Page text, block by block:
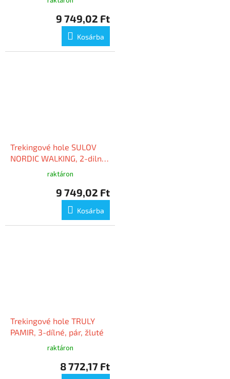
9 749,02 Ft
Kosárba
Trekingové hole SULOV
NORDIC WALKING, 2-dilné,
raktáron
9 749,02 Ft
Kosárba
Trekingové hole TRULY
PAMIR, 3-dílné, pár, žluté
raktáron
8 772,17 Ft